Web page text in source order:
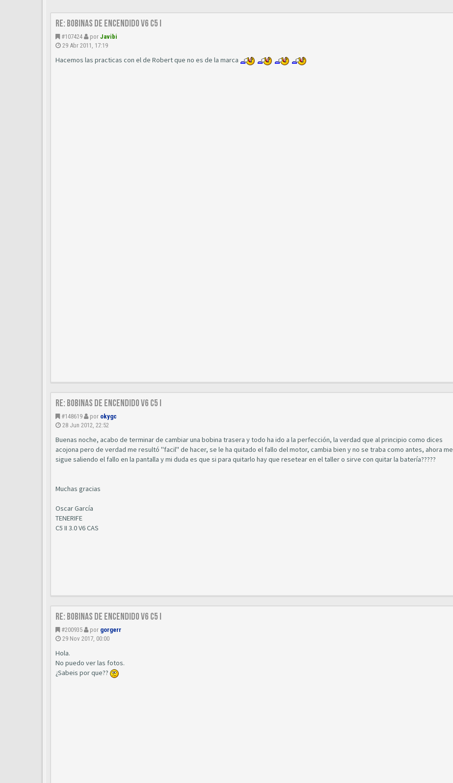
Re: Bobinas de encendido V6 C5 I
#107424 por Javibi
29 Abr 2011, 17:19
Hacemos las practicas con el de Robert que no es de la marca
Re: Bobinas de encendido V6 C5 I
#148619 por okygc
28 Jun 2012, 22:52
Buenas noche, acabo de terminar de cambiar una bobina trasera y todo ha ido a la perfección, la verdad que al principio como dices
acojona pero de verdad me resultó "facil" de hacer, se le ha quitado el fallo del motor, cambia bien y no se traba como antes, ahora me
sigue saliendo el fallo en la pantalla y mi duda es que si para quitarlo hay que resetear en el taller o sirve con quitar la batería?????
Muchas gracias
Oscar García
TENERIFE
C5 II 3.0 V6 CAS
Re: Bobinas de encendido V6 C5 I
#200935 por gorgerr
29 Nov 2017, 00:00
Hola.
No puedo ver las fotos.
¿Sabeis por que??